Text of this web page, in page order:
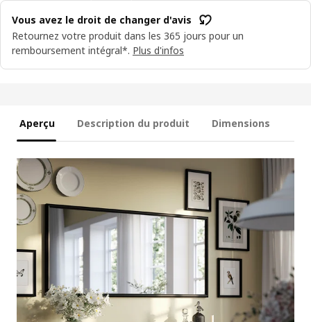
Vous avez le droit de changer d'avis
Retournez votre produit dans les 365 jours pour un
remboursement intégral*. Plus d'infos
Aperçu Description du produit Dimensions